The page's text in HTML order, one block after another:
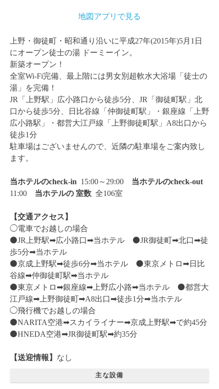
地図アプリで見る
上野・御徒町・昭和通り沿いに平成27年(2015年)5月1日
にオープン徒士の湯 ドーミーイン。
新築オープン！
全室Wi-Fi完備、最上階には男女別超軟水大浴場「徒士の
湯」を完備！
JR「上野駅」広小路口から徒歩5分、JR「御徒町駅」北
口から徒歩5分、日比谷線「仲御徒町駅」・銀座線「上野
広小路駅」・都営大江戸線「上野御徒町駅」A8出口から
徒歩1分
駐車場はございませんので、近隣の駐車場をご案内致し
ます。
当ホテルのcheck-in 15:00～29:00 当ホテルのcheck-out
11:00 当ホテルの 室数 全106室
【交通アクセス】
◯電車でお越しの場合
⚫️JR上野駅➡︎広小路口➡︎当ホテル ⚫️JR御徒町➡︎北口➡︎徒
歩5分➡︎当ホテル
⚫️京成上野駅➡︎徒歩6分➡︎当ホテル ⚫️東京メトロ➡︎日比
谷線➡︎仲御徒町駅➡︎当ホテル
⚫️東京メトロ➡︎銀座線➡︎上野広小路➡︎当ホテル ⚫️都営大
江戸線➡︎上野御徒町➡︎A8出口➡︎徒歩1分➡︎当ホテル
◯飛行機でお越しの場合
⚫️NARITA空港➡︎スカイライナー➡︎京成上野駅➡︎で約45分
⚫️HNEDA空港➡︎JR御徒町駅➡︎約35分
【送迎情報】 なし
主な設備